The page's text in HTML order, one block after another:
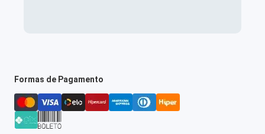
Formas de Pagamento